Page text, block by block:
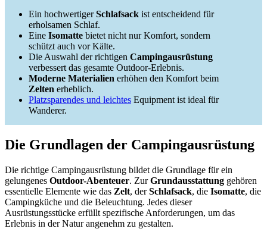
Ein hochwertigerSchlafsack ist entscheidend für
erholsamen Schlaf.
Eine Isomatte bietet nicht nur Komfort, sondern
schützt auch vor Kälte.
Die Auswahl der richtigen Campingausrüstung
verbessert das gesamte Outdoor-Erlebnis.
Moderne Materialien erhöhen den Komfort beim
Zelten erheblich.
Platzsparendes und leichtes Equipment ist ideal für
Wanderer.
Die Grundlagen der Campingausrüstung
Die richtige Campingausrüstung bildet die Grundlage für ein
gelungenes Outdoor-Abenteuer. ZurGrundausstattung gehören
essentielle Elemente wie das Zelt, derSchlafsack, die Isomatte, die
Campingküche und die Beleuchtung. Jedes dieser
Ausrüstungsstücke erfüllt spezifische Anforderungen, um das
Erlebnis in der Natur angenehm zu gestalten.